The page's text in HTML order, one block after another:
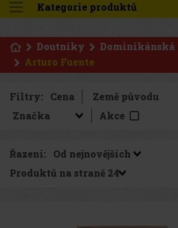
Kategorie produktů
Doutníky
Arturo Fuente
Filtry:
Cena
Akce
Řazení:
Produktů na straně